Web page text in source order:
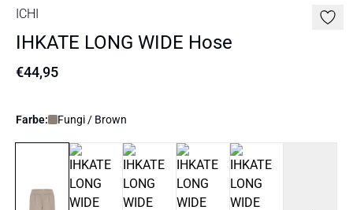
ICHI
IHKATE LONG WIDE Hose
€44,95
Farbe: Fungi / Brown